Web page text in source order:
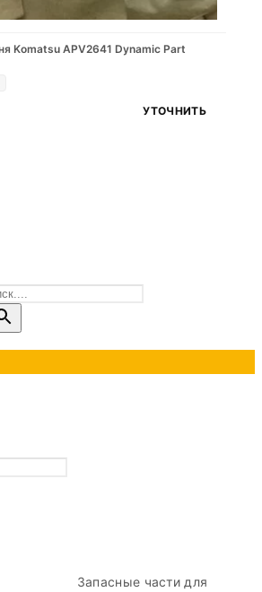
Komatsu APV2641 Dynamic Part
УТОЧНИТЬ
Запасные части для